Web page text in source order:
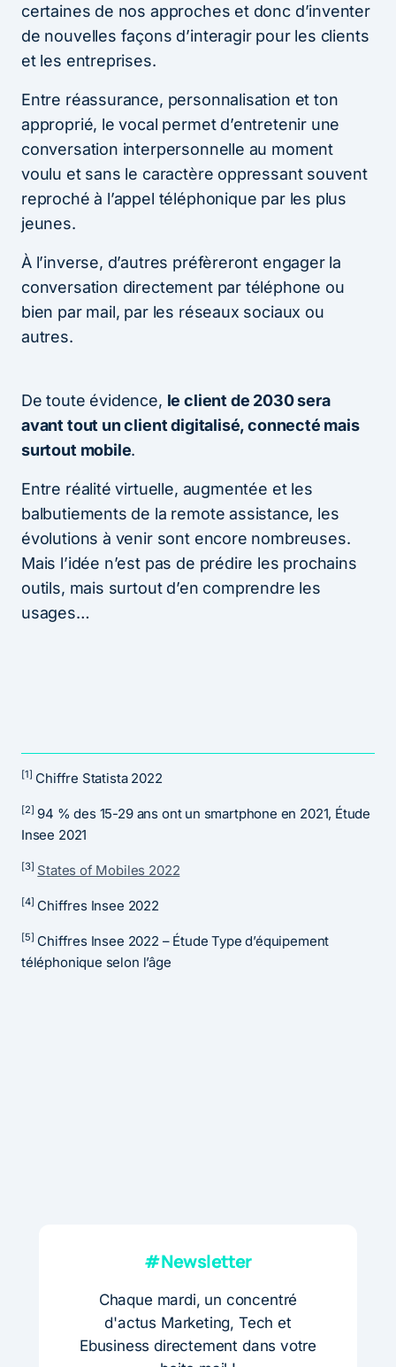
certaines de nos approches et donc d’inventer
de nouvelles façons d’interagir pour les clients
et les entreprises.
Entre réassurance, personnalisation et ton
approprié, le vocal permet d’entretenir une
conversation interpersonnelle au moment
voulu et sans le caractère oppressant souvent
reproché à l’appel téléphonique par les plus
jeunes.
À l’inverse, d’autres préfèreront engager la
conversation directement par téléphone ou
bien par mail, par les réseaux sociaux ou
autres.
De toute évidence, le client de 2030 sera
avant tout un client digitalisé, connecté mais
surtout mobile.
Entre réalité virtuelle, augmentée et les
balbutiements de la remote assistance, les
évolutions à venir sont encore nombreuses.
Mais l’idée n’est pas de prédire les prochains
outils, mais surtout d’en comprendre les
usages…
[1] Chiffre Statista 2022
[2] 94 % des 15-29 ans ont un smartphone en 2021, Étude
Insee 2021
[3] States of Mobiles 2022
[4] Chiffres Insee 2022
[5] Chiffres Insee 2022 – Étude Type d’équipement
téléphonique selon l’âge
#Newsletter
Chaque mardi, un concentré
d'actus Marketing, Tech et
Ebusiness directement dans votre